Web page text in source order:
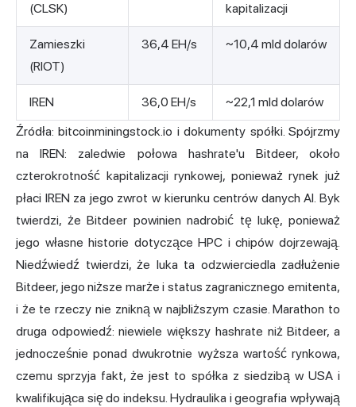
(CLSK)
kapitalizacji
Zamieszki
(RIOT)
36,4 EH/s ~10,4 mld dolarów
IREN 36,0 EH/s
~22,1 mld dolarów
Źródła:bitcoinminingstock.io i dokumenty spółki. Spójrzmy
na IREN: zaledwie połowa hashrate'u Bitdeer, około
czterokrotność kapitalizacji rynkowej, ponieważ rynek już
płaci IREN za jego zwrot w kierunku centrów danych AI. Byk
twierdzi, że Bitdeer powinien nadrobić tę lukę, ponieważ
jego własne historie dotyczące HPC i chipów dojrzewają.
Niedźwiedź twierdzi, że luka ta odzwierciedla zadłużenie
Bitdeer, jego niższe marże i status zagranicznego emitenta,
i że te rzeczy nie znikną w najbliższym czasie. Marathon to
druga odpowiedź: niewiele większy hashrate niż Bitdeer, a
jednocześnie ponad dwukrotnie wyższa wartość rynkowa,
czemu sprzyja fakt, że jest to spółka z siedzibą w USA i
kwalifikująca się do indeksu. Hydraulika i geografia wpływają